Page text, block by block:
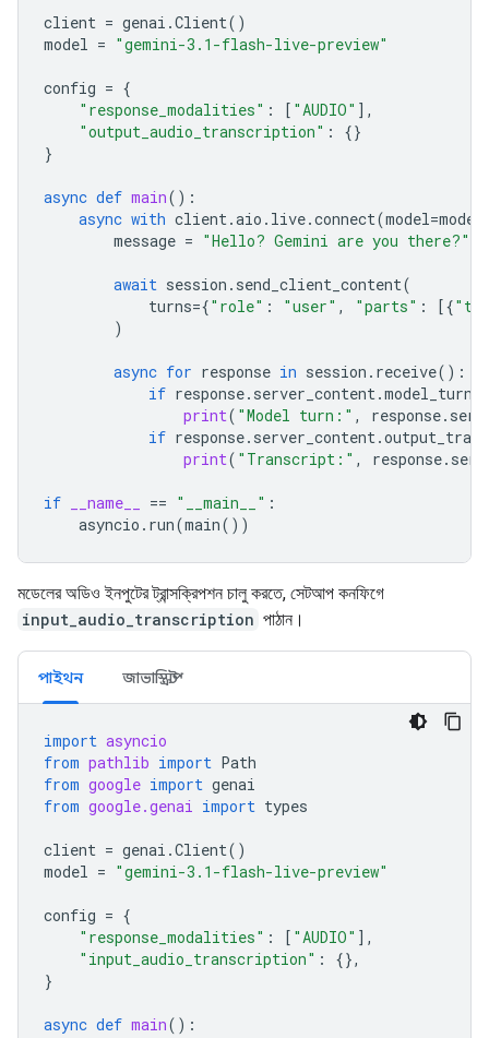
client = genai .Client()
model = "gemini-3.1-flash-live-preview"
config = {
"response_modalities" : [ "AUDIO" ],
"output_audio_transcription" :
{}
}
async def main():
async with client.aio . live.connect(model=model
message = "Hello? Gemini are you there?"
await session . send_client_content(
turns={"role" : "user" , "parts" : [{
)
async for response in session . receive():
if response. server_content.model_turn
print( "Model turn:" , response.
if response. server_content.
print( "Transcript:" , response.
if __name__ == "__main__" :
asyncio . run(main())
মডেলের অডিও ইনপুটের ট্রান্সক্রিপশন চালু করতে, সেটআপ কনফিগে
input_audio_transcription পাঠান।
পাইথন জাভাস্ক্রিপ্ট
import asyncio
from pathlib import Path
from google import genai
from google.genai import types
client = genai .Client()
model = "gemini-3.1-flash-live-preview"
config = {
"response_modalities" : [ "AUDIO" ],
"input_audio_transcription" :
{},
}
async def main():